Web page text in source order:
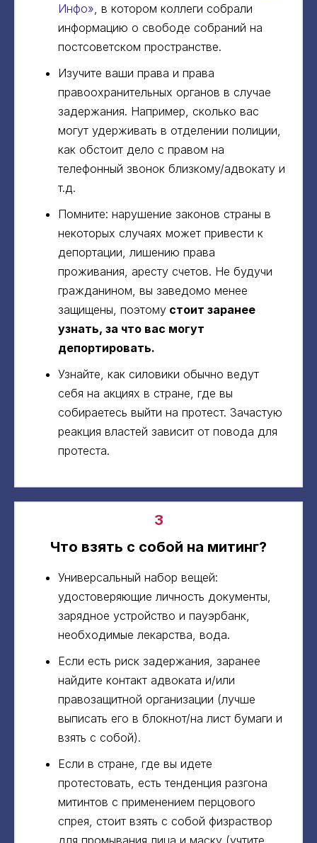
Инфо» , в котором коллеги собрали
информацию о свободе собраний на
постсоветском пространстве.
Изучите ваши права и права
правоохранительных органов в случае
задержания. Например, сколько вас
могут удерживать в отделении полиции,
как обстоит дело с правом на
телефонный звонок близкому/адвокату и
т.д.
Помните: нарушение законов страны в
некоторых случаях может привести к
депортации, лишению права
проживания, аресту счетов. Не будучи
гражданином, вы заведомо менее
защищены, поэтому стоит заранее
узнать, за что вас могут
депортировать.
Узнайте, как силовики обычно ведут
себя на акциях в стране, где вы
собираетесь выйти на протест. Зачастую
реакция властей зависит от повода для
протеста.
3
Что взять с собой на митинг?
Универсальный набор вещей:
удостоверяющие личность документы,
зарядное устройство и пауэрбанк,
необходимые лекарства, вода.
Если есть риск задержания, заранее
найдите контакт адвоката и/или
правозащитной организации (лучше
выписать его в блокнот/на лист бумаги и
взять с собой).
Если в стране, где вы идете
протестовать, есть тенденция разгона
митинтов с применением перцового
спрея, стоит взять с собой физраствор
для промывания лица и маску (учтите,